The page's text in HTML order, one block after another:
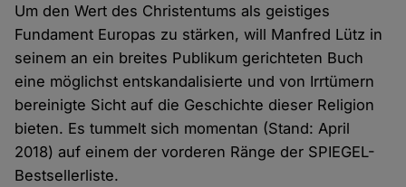
Um den Wert des Christentums als geistiges
Fundament Europas zu stärken, will Manfred Lütz in
seinem an ein breites Publikum gerichteten Buch
eine möglichst entskandalisierte und von Irrtümern
bereinigte Sicht auf die Geschichte dieser Religion
bieten. Es tummelt sich momentan (Stand: April
2018) auf einem der vorderen Ränge der SPIEGEL-
Bestsellerliste.